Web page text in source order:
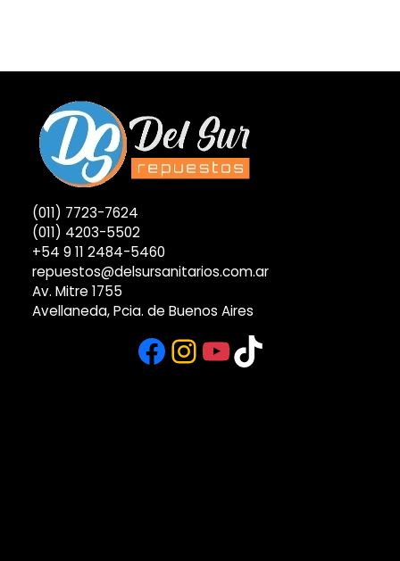
(011) 7723-7624
(011) 4203-5502
+54 9 11 2484-5460
repuestos@delsursanitarios.com.ar
Av. Mitre 1755
Avellaneda, Pcia. de Buenos Aires
Facebook
Instagram
YouTube
TikTok